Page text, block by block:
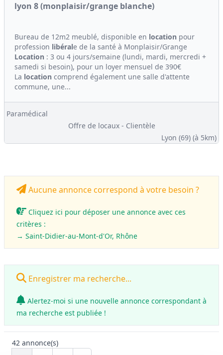
lyon 8 (monplaisir/grange blanche)
Bureau de 12m2 meublé, disponible en location pour
profession libérale de la santé à Monplaisir/Grange
Location : 3 ou 4 jours/semaine (lundi, mardi, mercredi +
samedi si besoin), pour un loyer mensuel de 390€
La location comprend également une salle d'attente
commune, une...
Paramédical
Offre de locaux - Clientèle
Lyon (69) (à 5km)
Aucune annonce correspond à votre besoin ?
Cliquez ici pour déposer une annonce avec ces
critères :
→ Saint-Didier-au-Mont-d'Or, Rhône
Enregistrer ma recherche...
Alertez-moi si une nouvelle annonce correspondant à
ma recherche est publiée !
42 annonce(s)